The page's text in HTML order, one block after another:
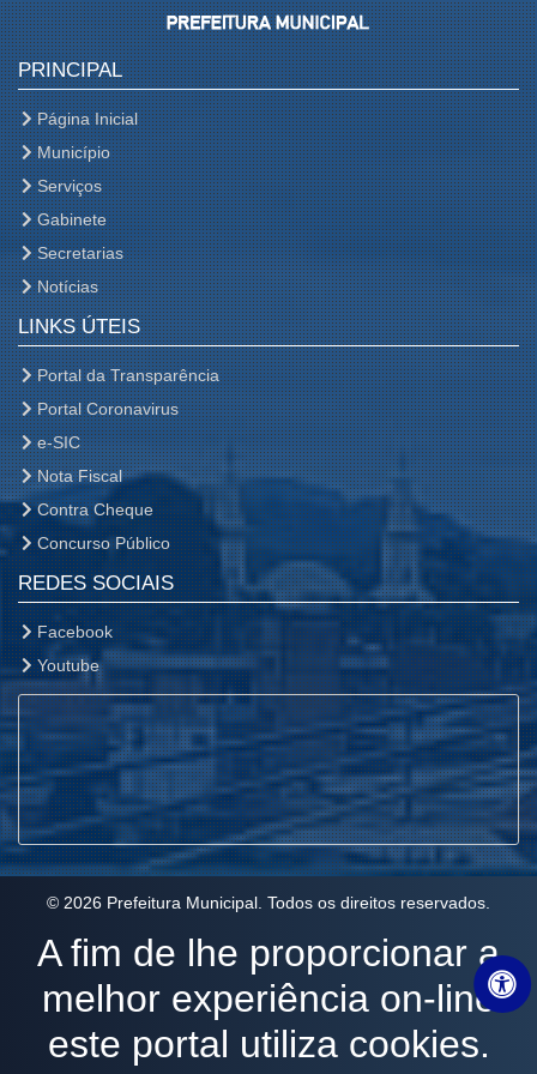
PRINCIPAL
Página Inicial
Município
Serviços
Gabinete
Secretarias
Notícias
LINKS ÚTEIS
Portal da Transparência
Portal Coronavirus
e-SIC
Nota Fiscal
Contra Cheque
Concurso Público
REDES SOCIAIS
Facebook
Youtube
© 2026 Prefeitura Municipal. Todos os direitos reservados.
A fim de lhe proporcionar a
melhor experiência on-line
este portal utiliza cookies.